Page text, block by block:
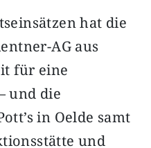
hat die
AG aus
für eine
und die
in Oelde samt
und